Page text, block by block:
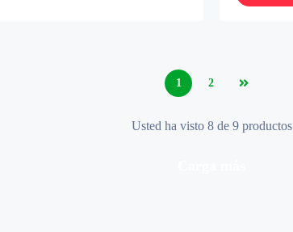
1 2
Usted ha visto 8 de 9 productos